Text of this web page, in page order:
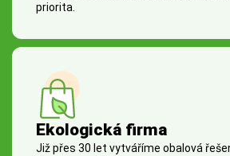
priorita.
Ekologická firma
Již přes 30 let vytváříme obalová